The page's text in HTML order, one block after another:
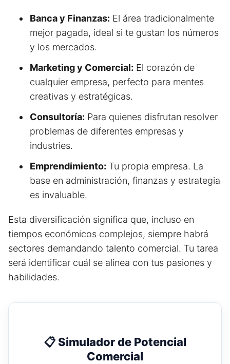
Banca y Finanzas: El área tradicionalmente
mejor pagada, ideal si te gustan los números
y los mercados.
Marketing y Comercial: El corazón de
cualquier empresa, perfecto para mentes
creativas y estratégicas.
Consultoría: Para quienes disfrutan resolver
problemas de diferentes empresas y
industries.
Emprendimiento: Tu propia empresa. La
base en administración, finanzas y estrategia
es invaluable.
Esta diversificación significa que, incluso en
tiempos económicos complejos, siempre habrá
sectores demandando talento comercial. Tu tarea
será identificar cuál se alinea con tus pasiones y
habilidades.
📋 Simulador de Potencial
Comercial